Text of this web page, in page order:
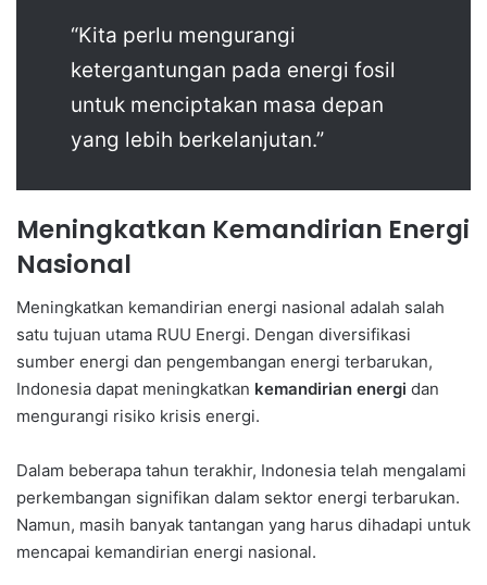
“Kita perlu mengurangi
ketergantungan pada energi fosil
untuk menciptakan masa depan
yang lebih berkelanjutan.”
Meningkatkan Kemandirian Energi
Nasional
Meningkatkan kemandirian energi nasional adalah salah
satu tujuan utama RUU Energi. Dengan diversifikasi
sumber energi dan pengembangan energi terbarukan,
Indonesia dapat meningkatkan kemandirian energi dan
mengurangi risiko krisis energi.
Dalam beberapa tahun terakhir, Indonesia telah mengalami
perkembangan signifikan dalam sektor energi terbarukan.
Namun, masih banyak tantangan yang harus dihadapi untuk
mencapai kemandirian energi nasional.